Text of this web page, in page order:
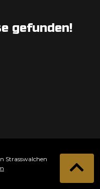
gefunden!
Strasswalchen